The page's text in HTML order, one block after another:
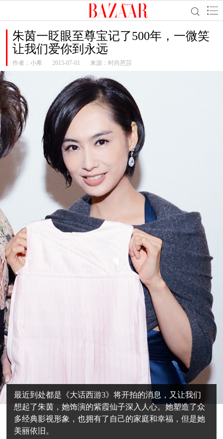
朱茵一眨眼至尊宝记了500年，一微笑
让我们爱你到永远
作者： 小希 2015-07-01 来源：时尚芭莎
最近到处都是《大话西游3》将开拍的消息，又让我们
想起了朱茵，她饰演的紫霞仙子深入人心。她塑造了众
多经典影视形象，也拥有了自己的家庭和幸福，但是她
美丽依旧。